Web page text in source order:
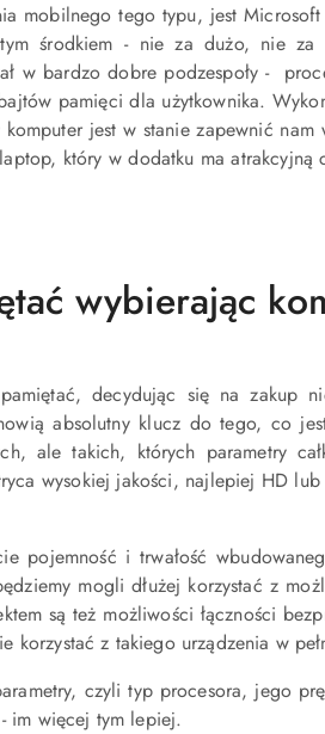
mobilnego tego typu, jest
środkiem - nie za dużo, nie
w bardzo dobre podzespoły -
pamięci dla użytkownika.
jest w stanie zapewnić nam
który w dodatku ma atrakcyjną
wybierając
decydując się na zakup
absolutny klucz do tego, co
ale takich, których parametry
wysokiej jakości, najlepiej HD
pojemność i trwałość
mogli dłużej korzystać z
są też możliwości łączności
korzystać z takiego urządzenia w
czyli typ procesora, jego
im więcej tym lepiej.